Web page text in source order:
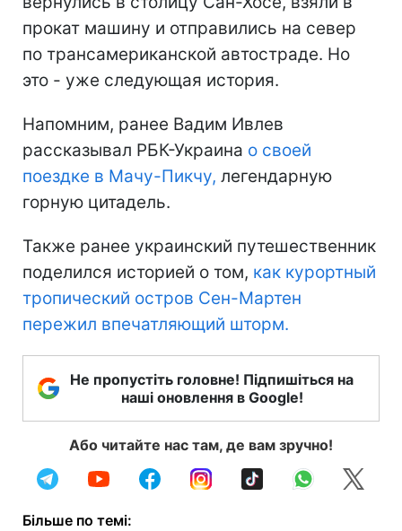
прокат машину и отправились на север
по трансамериканской автостраде. Но
это - уже следующая история.
Напомним, ранее Вадим Ивлев
рассказывал РБК-Украина о своей
поездке в Мачу-Пикчу, легендарную
горную цитадель.
Также ранее украинский путешественник
поделился историей о том, как курортный
тропический остров Сен-Мартен
пережил впечатляющий шторм.
Не пропустіть головне! Підпишіться на
наші оновлення в Google!
Або читайте нас там, де вам зручно!
Більше по темі: